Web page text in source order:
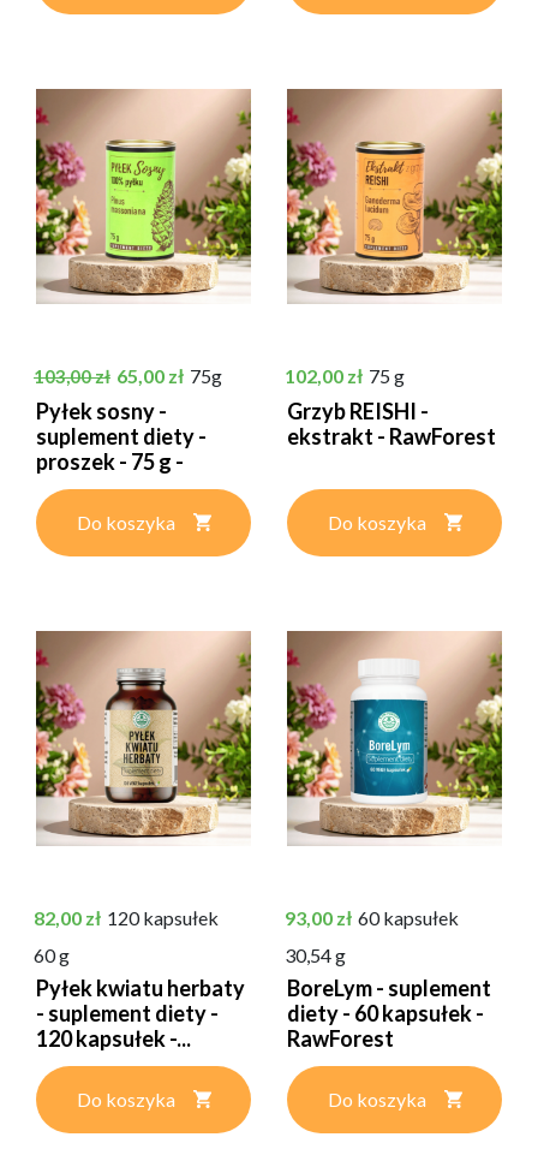
Cena podstawowa
103,00 zł Cena
65,00 zł 75g
Pyłek sosny -
suplement diety -
proszek - 75 g -
RawForest
Do koszyka
Cena
102,00 zł 75 g
Grzyb REISHI -
ekstrakt - RawForest
Do koszyka
Cena
82,00 zł 120 kapsułek
60 g
Pyłek kwiatu herbaty
- suplement diety -
120 kapsułek -...
Do koszyka
Cena
93,00 zł 60 kapsułek
30,54 g
BoreLym - suplement
diety - 60 kapsułek -
RawForest
Do koszyka